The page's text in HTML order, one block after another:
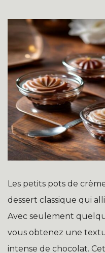
Les petits pots de
dessert classique qui
Avec seulement
vous obtenez une
intense de chocolat.